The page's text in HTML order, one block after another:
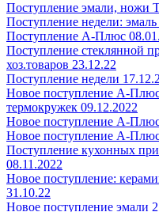
Поступление эмали, ножи
Поступление недели:
Поступление А-Плюс
Поступление стеклянной
хоз.товаров 23.12.22
Поступление недели
Новое поступление А-
термокружек 09.12.2022
Новое поступление А-
Новое поступление А-
Поступление кухонных
08.11.2022
Новое поступление:
31.10.22
Новое поступление эмали